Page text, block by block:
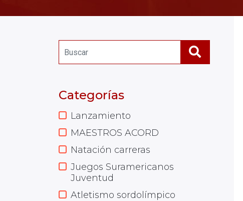
Categorías
Lanzamiento
MAESTROS ACORD
Natación carreras
Juegos Suramericanos
Juventud
Atletismo sordolímpico